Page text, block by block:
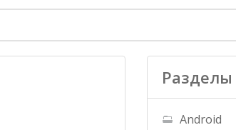
Разделы
Android